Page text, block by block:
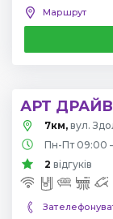
Маршрут
АРТ ДРАЙВ
7км, вул.
Пн-Пт 09:00
2 відгуків